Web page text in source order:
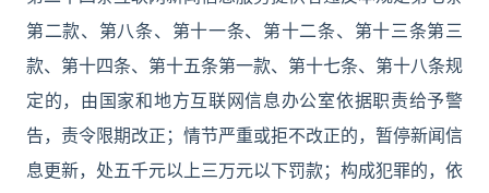
第二款、第八条、第十一条、第十二条、第十三条第三
款、第十四条、第十五条第一款、第十七条、第十八条规
定的，由国家和地方互联网信息办公室依据职责给予警
告，责令限期改正；情节严重或拒不改正的，暂停新闻信
息更新，处五千元以上三万元以下罚款；构成犯罪的，依